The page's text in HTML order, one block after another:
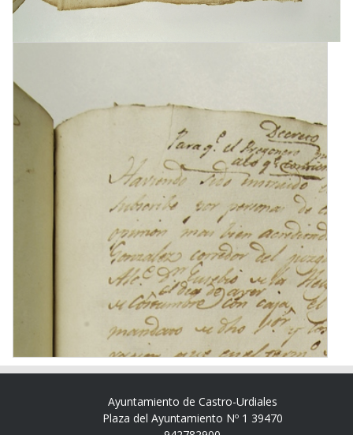
Ayuntamiento de Castro-Urdiales
Plaza del Ayuntamiento Nº 1 39470